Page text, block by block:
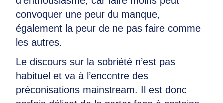
convoquer une peur du manque,
également la peur de ne pas faire comme
les autres.
Le discours sur la sobriété n’est pas
habituel et va à l’encontre des
préconisations mainstream. Il est donc